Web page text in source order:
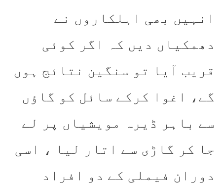
انہیں بھی اہلکاروں نے
دھمکیاں دیں کہ اگر کوئی
قریب آیا تو سنگین نتائج ہوں
گے، اغوا کرکے سائل کو گاؤں
سے باہر ڈیرہ مویشیاں پر لے
جا کر گاڑی سے اتار لیا ، اسی
دوران فیملی کے دو افراد